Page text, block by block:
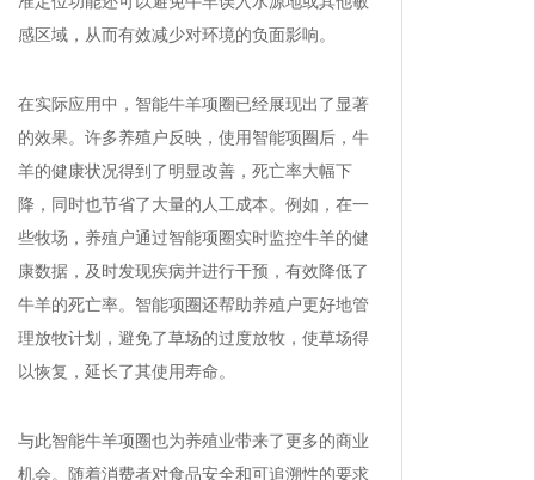
感区域，从而有效减少对环境的负面影响。
在实际应用中，智能牛羊项圈已经展现出了显著
的效果。许多养殖户反映，使用智能项圈后，牛
羊的健康状况得到了明显改善，死亡率大幅下
降，同时也节省了大量的人工成本。例如，在一
些牧场，养殖户通过智能项圈实时监控牛羊的健
康数据，及时发现疾病并进行干预，有效降低了
牛羊的死亡率。智能项圈还帮助养殖户更好地管
理放牧计划，避免了草场的过度放牧，使草场得
以恢复，延长了其使用寿命。
与此智能牛羊项圈也为养殖业带来了更多的商业
机会。随着消费者对食品安全和可追溯性的要求